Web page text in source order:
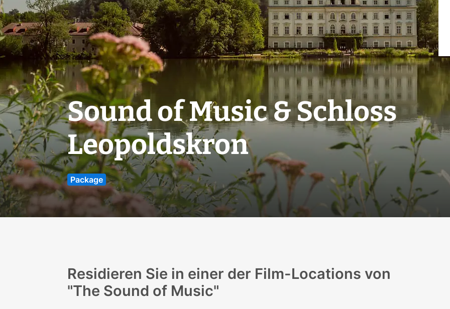
Sound of Music & Schloss
Leopoldskron
Package
Residieren Sie in einer der Film-Locations von
"The Sound of Music"